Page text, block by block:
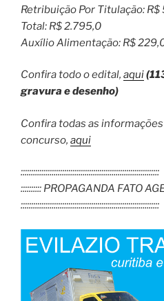
Retribuição Por Titulação:
Total: R$ 2.795,0
Auxílio Alimentação: R$
Confira todo o edital, aqui
gravura e desenho)
Confira todas as
concurso, aqui
:::::::::::::::::::::::::::::::::::::::::::::::::::::::::::::::::::
:::::::::: PROPAGANDA FATO
:::::::::::::::::::::::::::::::::::::::::::::::::::::::::::::::::::